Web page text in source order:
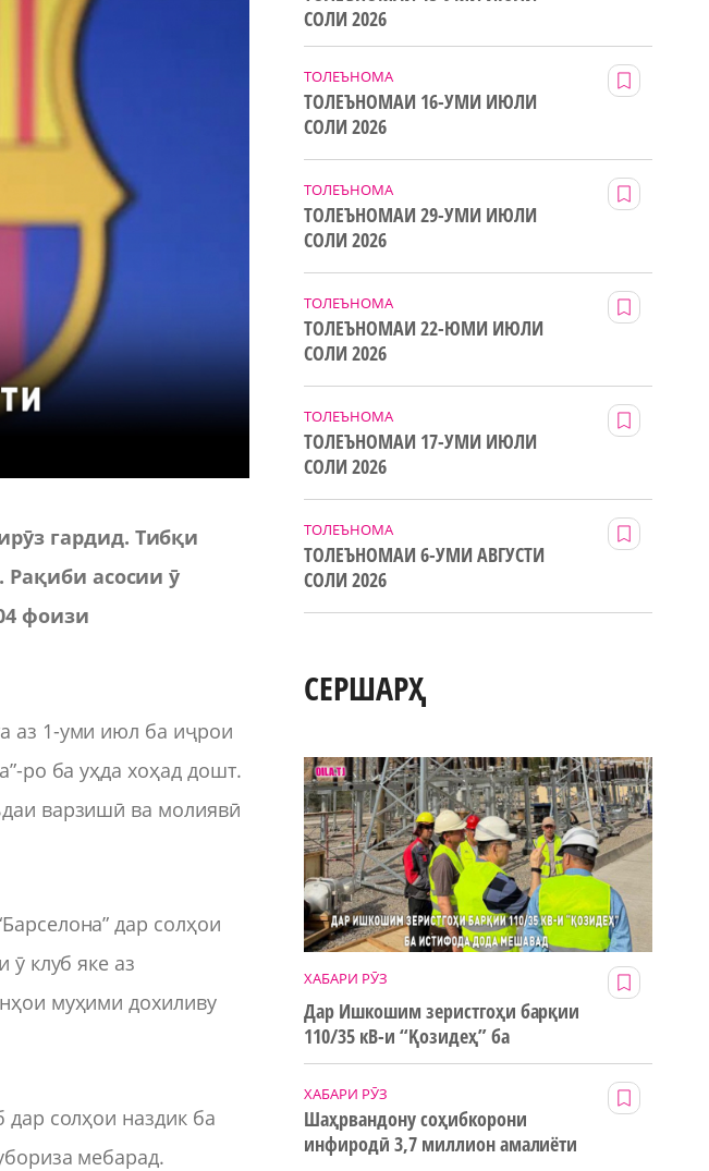
гардид. Тибқи
Рақиби асосии ӯ
фоизи
аз 1-уми июл ба иҷрои
ро ба уҳда хоҳад дошт.
варзишӣ ва молиявӣ
дар солҳои
клуб яке аз
муҳими дохиливу
солҳои наздик ба
мебарад.
СОЛИ 2026
ТОЛЕЪНОМА
ТОЛЕЪНОМАИ 16-УМИ ИЮЛИ
СОЛИ 2026
ТОЛЕЪНОМА
ТОЛЕЪНОМАИ 29-УМИ ИЮЛИ
СОЛИ 2026
ТОЛЕЪНОМА
ТОЛЕЪНОМАИ 22-ЮМИ ИЮЛИ
СОЛИ 2026
ТОЛЕЪНОМА
ТОЛЕЪНОМАИ 17-УМИ ИЮЛИ
СОЛИ 2026
ТОЛЕЪНОМА
ТОЛЕЪНОМАИ 6-УМИ АВГУСТИ
СОЛИ 2026
СЕРШАРҲ
ХАБАРИ РӮЗ
Дар Ишкошим зеристгоҳи барқии
110/35 кВ-и “Қозидеҳ” ба
истифода дода мешавад
ХАБАРИ РӮЗ
Шаҳрвандону соҳибкорони
инфиродӣ 3,7 миллион амалиёти